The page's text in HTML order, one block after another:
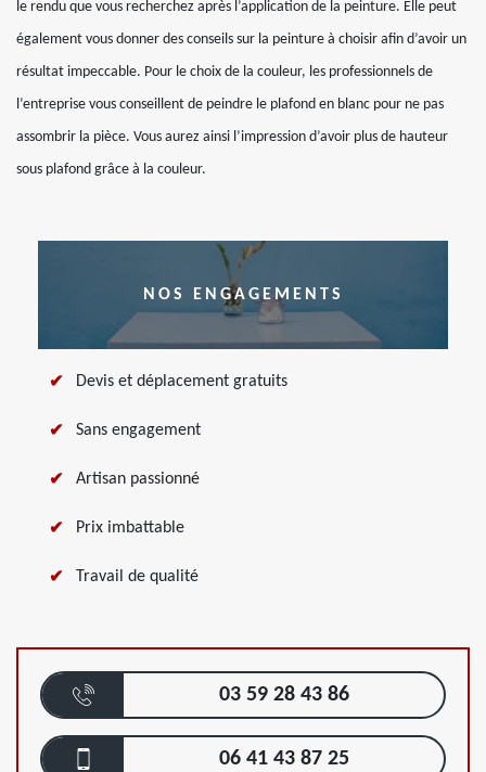
le rendu que vous recherchez après l’application de la peinture. Elle peut
également vous donner des conseils sur la peinture à choisir afin d’avoir un
résultat impeccable. Pour le choix de la couleur, les professionnels de
l’entreprise vous conseillent de peindre le plafond en blanc pour ne pas
assombrir la pièce. Vous aurez ainsi l’impression d’avoir plus de hauteur
sous plafond grâce à la couleur.
NOS ENGAGEMENTS
Devis et déplacement gratuits
Sans engagement
Artisan passionné
Prix imbattable
Travail de qualité
03 59 28 43 86
06 41 43 87 25